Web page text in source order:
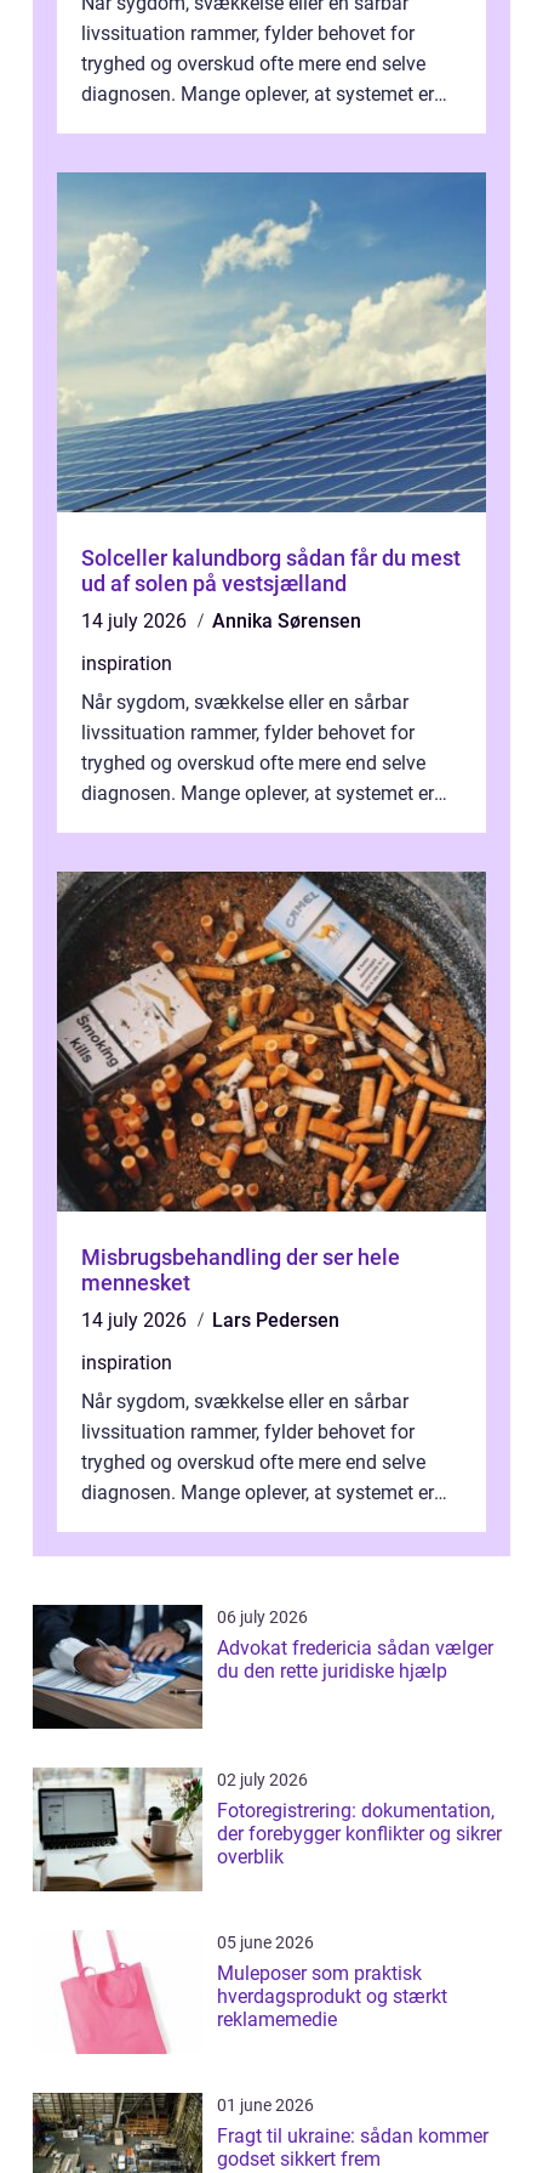
livssituation rammer, fylder behovet for
tryghed og overskud ofte mere end selve
diagnosen. Mange oplever, at systemet er
Solceller kalundborg sådan får du mest
ud af solen på vestsjælland
14 july 2026
Annika Sørensen
inspiration
Når sygdom, svækkelse eller en sårbar
livssituation rammer, fylder behovet for
tryghed og overskud ofte mere end selve
diagnosen. Mange oplever, at systemet er
Misbrugsbehandling der ser hele
mennesket
14 july 2026
Lars Pedersen
inspiration
Når sygdom, svækkelse eller en sårbar
livssituation rammer, fylder behovet for
tryghed og overskud ofte mere end selve
diagnosen. Mange oplever, at systemet er
06 july 2026
Advokat fredericia sådan vælger
du den rette juridiske hjælp
02 july 2026
Fotoregistrering: dokumentation,
der forebygger konflikter og sikrer
overblik
05 june 2026
Muleposer som praktisk
hverdagsprodukt og stærkt
reklamemedie
01 june 2026
Fragt til ukraine: sådan kommer
godset sikkert frem